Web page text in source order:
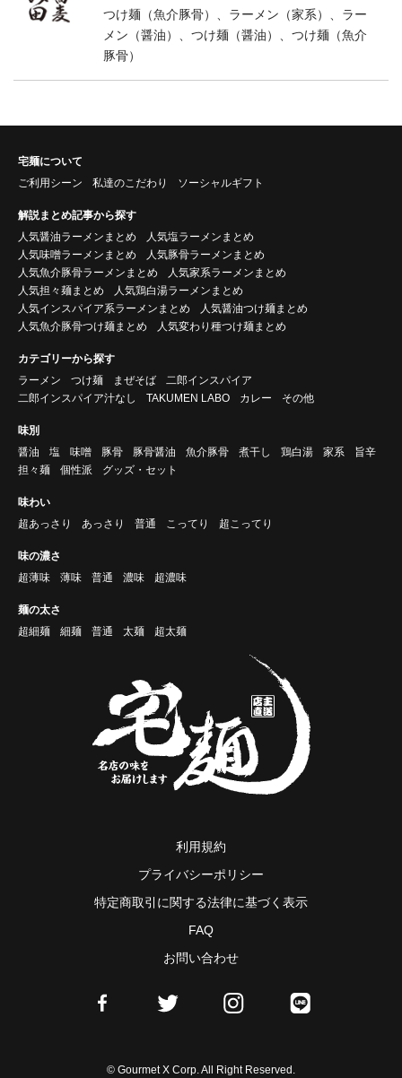
つけ麺（魚介豚骨）、ラーメン（家系）、ラー
メン（醤油）、つけ麺（醤油）、つけ麺（魚介
豚骨）
宅麺について
ご利用シーン
私達のこだわり ソーシャルギフト
解説まとめ記事から探す
人気醤油ラーメンまとめ
人気塩ラーメンまとめ
人気味噌ラーメンまとめ
人気豚骨ラーメンまとめ
人気魚介豚骨ラーメンまとめ
人気家系ラーメンまとめ
人気担々麺まとめ
人気鶏白湯ラーメンまとめ
人気インスパイア系ラーメンまとめ
人気醤油つけ麺まとめ
人気魚介豚骨つけ麺まとめ
人気変わり種つけ麺まとめ
カテゴリーから探す
ラーメン
つけ麺 まぜそば
二郎インスパイア
二郎インスパイア汁なし
TAKUMEN LABO カレー その他
味別
醤油
塩 味噌 豚骨 豚骨醤油 魚介豚骨 煮干し 鶏白湯 家系
旨辛
担々麺
個性派 グッズ・セット
味わい
超あっさり
あっさり 普通 こってり 超こってり
味の濃さ
超薄味
薄味 普通 濃味 超濃味
麺の太さ
超細麺
細麺 普通 太麺 超太麺
利用規約
プライバシーポリシー
特定商取引に関する法律に基づく表示
FAQ
お問い合わせ
© Gourmet X Corp. All Right Reserved.